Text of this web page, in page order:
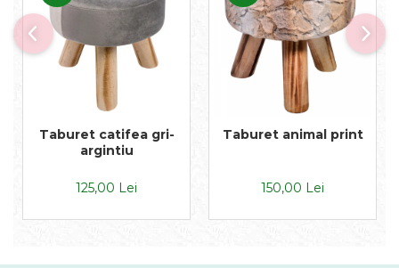
Taburet catifea gri-
argintiu
125,00 Lei
Taburet animal print
150,00 Lei